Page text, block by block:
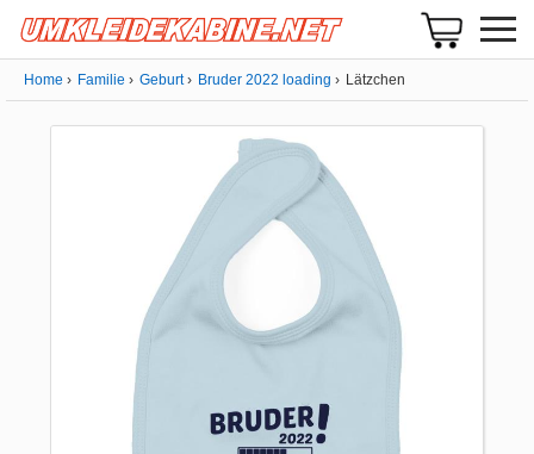
Home Familie Geburt Bruder 2022 loading Lätzchen